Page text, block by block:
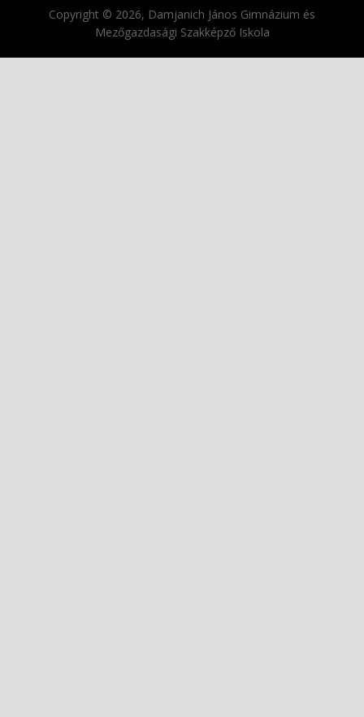
Copyright © 2026, Damjanich János Gimnázium és
Mezőgazdasági Szakképző Iskola